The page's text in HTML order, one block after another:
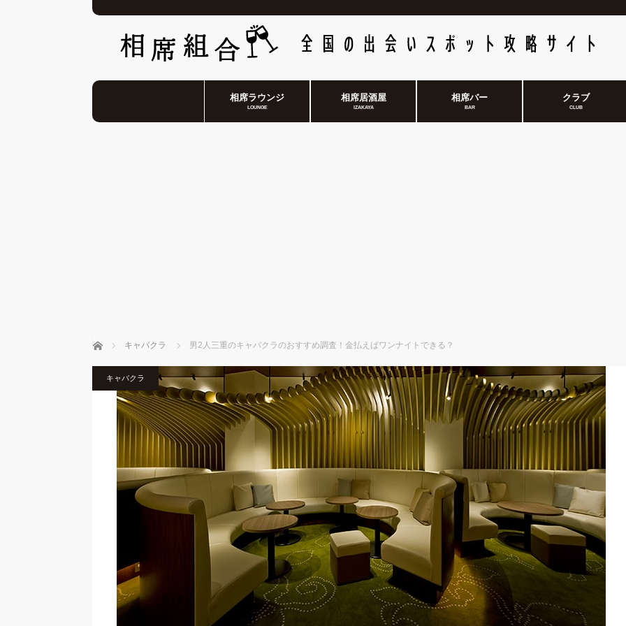
相席ラウンジ
LOUNGE
相席居酒屋
IZAKAYA
相席バー
BAR
クラブ
CLUB
ホーム キャバクラ 男2人三重のキャバクラのおすすめ調査！金払えばワンナイトできる？
キャバクラ